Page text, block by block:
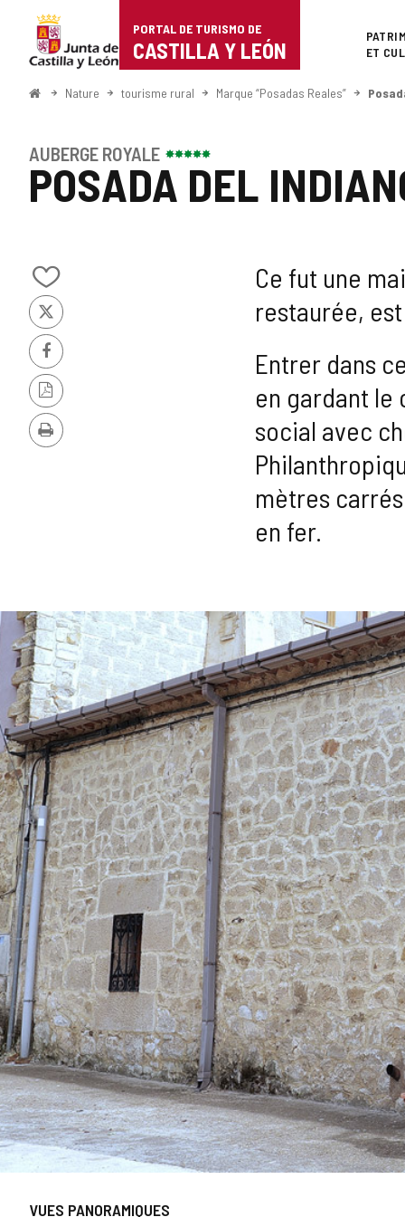
Portal
de
Turismo
Castilla
PORTAL DE TURISMO DE
CASTILLA Y LEÓN
ET
<
Nature tourisme rural Marque “Posadas Reales”
POSADA DEL
Ajouter/retirer
le
contenu
de
cahiers
X
Facebook
Version
PDF
Imprimer
Ce fut une
restaurée,
Entrer dans
en gardant le
social avec
mètres
en fer.
GALERIE
DES
IMAGES
Nombre
de
sliders
VUES PANORAMIQUES
AUBERGE ROYALE